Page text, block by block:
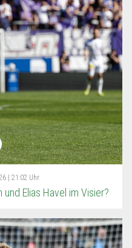
| 21:02 Uhr
und Elias Havel im Visier?